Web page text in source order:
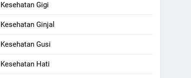
Kesehatan Gigi
Kesehatan Ginjal
Kesehatan Gusi
Kesehatan Hati